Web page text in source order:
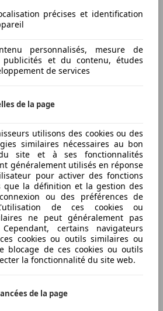
précises et identification
personnalisés, mesure de
publicités et du contenu, études
de services
de la page
utilisons des cookies ou des
similaires nécessaires au bon
site et à ses fonctionnalités
généralement utilisés en réponse
pour activer des fonctions
que la définition et la gestion des
ou des préférences de
de ces cookies ou
ne peut généralement pas
certains navigateurs
cookies ou outils similaires ou
blocage de ces cookies ou outils
la fonctionnalité du site web.
de la page
V6 Autom. - F Sport - Pano -